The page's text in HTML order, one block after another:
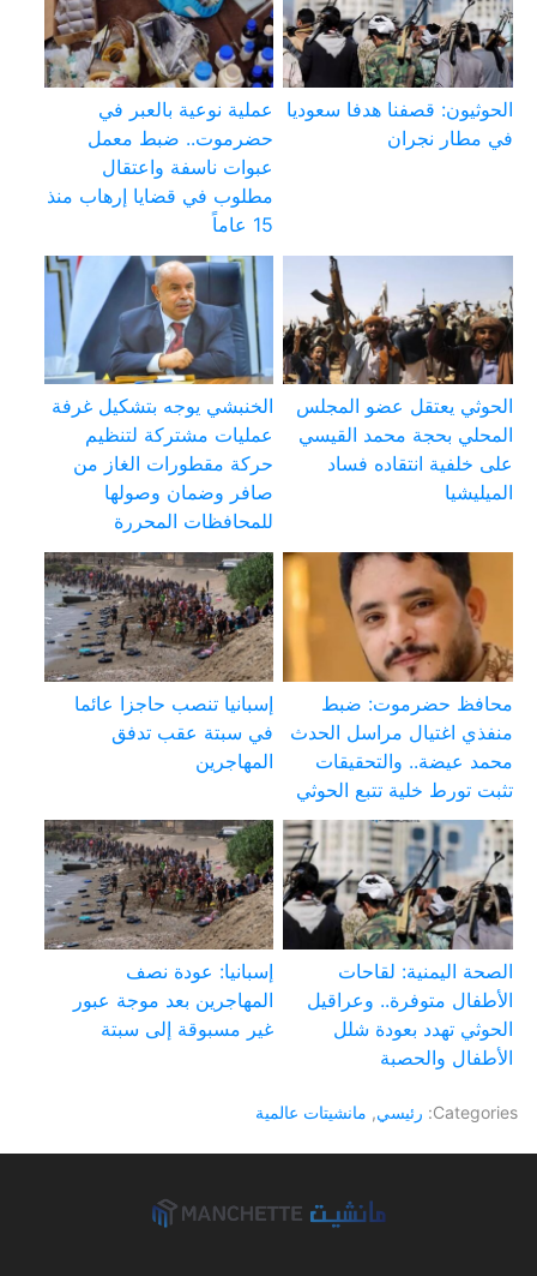
الحوثيون: قصفنا هدفا سعوديا
في مطار نجران
عملية نوعية بالعبر في
حضرموت.. ضبط معمل
عبوات ناسفة واعتقال
مطلوب في قضايا إرهاب منذ
15 عاماً
الحوثي يعتقل عضو المجلس
المحلي بحجة محمد القيسي
على خلفية انتقاده فساد
الميليشيا
الخنبشي يوجه بتشكيل غرفة
عمليات مشتركة لتنظيم
حركة مقطورات الغاز من
صافر وضمان وصولها
للمحافظات المحررة
محافظ حضرموت: ضبط
منفذي اغتيال مراسل الحدث
محمد عيضة.. والتحقيقات
تثبت تورط خلية تتبع الحوثي
إسبانيا تنصب حاجزا عائما
في سبتة عقب تدفق
المهاجرين
الصحة اليمنية: لقاحات
الأطفال متوفرة.. وعراقيل
الحوثي تهدد بعودة شلل
الأطفال والحصبة
إسبانيا: عودة نصف
المهاجرين بعد موجة عبور
غير مسبوقة إلى سبتة
Categories: رئيسي, مانشيتات عالمية